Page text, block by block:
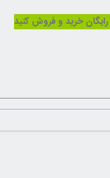
خرید و فروش کنید